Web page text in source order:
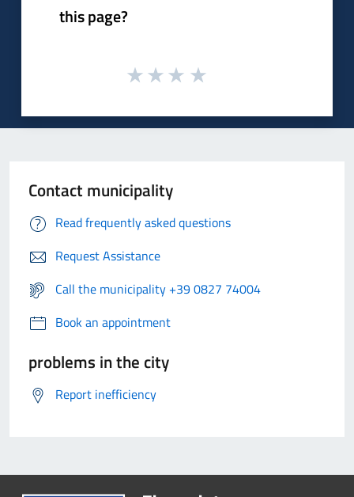
this page?
Contact municipality
Read frequently asked questions
Request Assistance
Call the municipality +39 0827 74004
Book an appointment
problems in the city
Report inefficiency